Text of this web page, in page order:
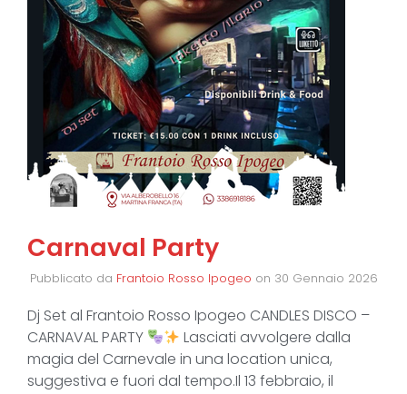
Carnaval Party
Pubblicato da Frantoio Rosso Ipogeo on 30 Gennaio 2026
Dj Set al Frantoio Rosso Ipogeo CANDLES DISCO –
CARNAVAL PARTY
Lasciati avvolgere dalla
magia del Carnevale in una location unica,
suggestiva e fuori dal tempo.Il 13 febbraio, il